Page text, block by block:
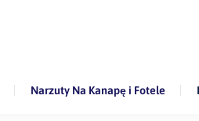
Narzuty Na Kanapę i Fotele